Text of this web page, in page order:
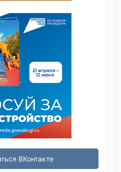
ВКонтакте